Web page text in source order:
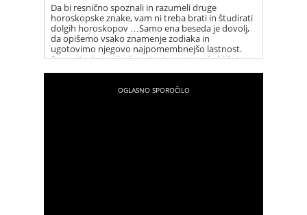
Da bi resnično spoznali in razumeli druge
horoskopske znake, vam ni treba brati in študirati
dolgih horoskopov …Samo ena beseda je dovolj,
da opišemo vsako znamenje zodiaka in
ugotovimo njegovo najpomembnejšo lastnost.
Preverite, kaj najbolje opisuje vas in vaše bližnje.